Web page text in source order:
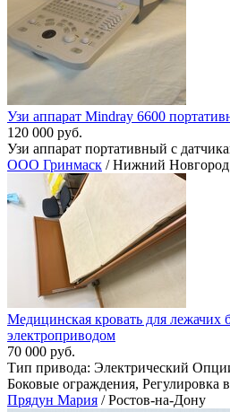
Узи аппарат Mindray 6600
120 000 руб.
Узи аппарат портативный c
ООО Гринмаск / Нижний Новгород
Медицинская кровать для лежачих
электроприводом
70 000 руб.
Тип привода: Электрический
Боковые ограждения, Регулировка
Прядун Мария / Ростов-на-Дону